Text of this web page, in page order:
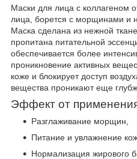
Маски для лица с коллагеном
лица, борется с морщинами и
Маска сделана из нежной
пропитана питательной
обеспечивается более
проникновение активных
коже и блокирует доступ
вещества проникают еще
Эффект от
Разглаживание морщин,
Питание и увлажнение
Нормализация жирового